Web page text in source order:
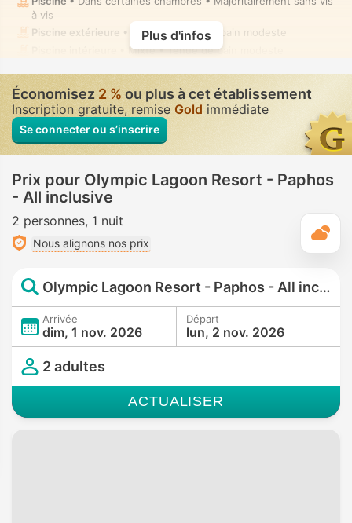
à vis
Piscine extérieure • Mixte • Tenue de bain modeste
• Mixte • Tenue de bain modeste
Toilettes avec bidet à buse • Dans toutes chambres
Plus d'infos
Économisez2 %ou plus à cet établissement
Inscription gratuite, remise Gold immédiate
Se connecter ou s’inscrire
Prix pour Olympic Lagoon Resort - Paphos
- All inclusive
2 personnes 1 nuit
Nous alignons nos prix
Olympic Lagoon Resort - Paphos - All inclusive
Arrivée
dim, 1 nov. 2026
Départ
lun, 2 nov. 2026
2 adultes
ACTUALISER